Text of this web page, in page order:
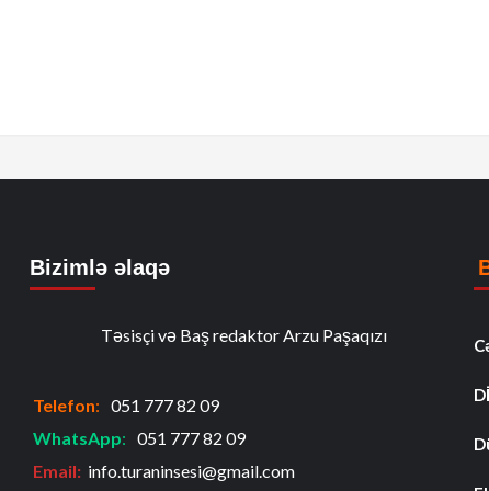
Bizimlə əlaqə
Təsisçi və Baş redaktor Arzu Paşaqızı
Telefon: 051 777 82 09
WhatsApp: 051 777 82 09
Email: info.turaninsesi@gmail.com